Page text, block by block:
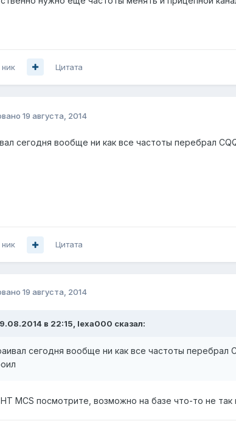
ник Цитата
19 августа, 2014
сегодня вообще ни как все частоты перебрал
ник Цитата
19 августа, 2014
в 22:15, lexa000 сказал:
сегодня вообще ни как все частоты перебрал
MCS посмотрите, возможно на базе что-то не